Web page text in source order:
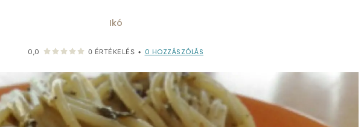
Ikó
0,0 0 ÉRTÉKELÉS • 0 HOZZÁSZÓLÁS